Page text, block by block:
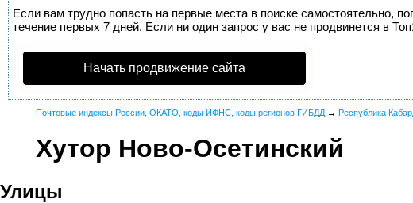
Если вам трудно попасть на первые места в поиске самостоятельно,
течение первых 7 дней. Если ни один запрос у вас не продвинется в
Начать продвижение сайта
Почтовые индексы России, ОКАТО, коды ИФНС, коды регионов ГИБДД → Республика
Хутор Ново-Осетинский
Улицы